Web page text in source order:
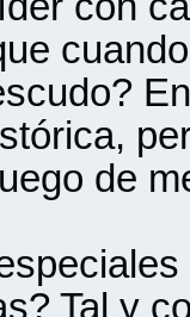
de
Tal y